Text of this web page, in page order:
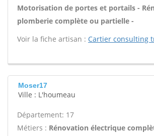
Motorisation de portes et portails -
plomberie complète ou partielle -
Voir la fiche artisan : Cartier consulting
Moser17
Ville : L'houmeau
Département: 17
Métiers : Rénovation électrique